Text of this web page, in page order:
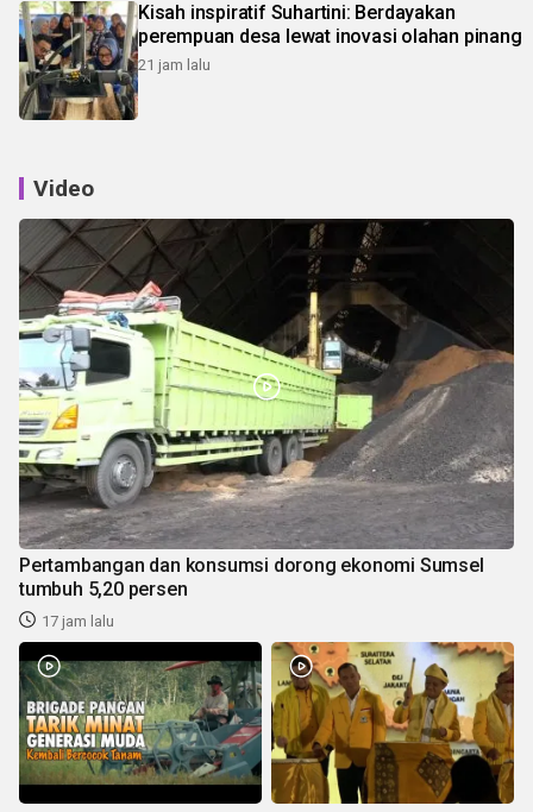
Kisah inspiratif Suhartini: Berdayakan
perempuan desa lewat inovasi olahan pinang
21 jam lalu
Video
Pertambangan dan konsumsi dorong ekonomi Sumsel
tumbuh 5,20 persen
17 jam lalu